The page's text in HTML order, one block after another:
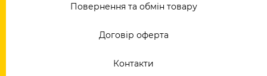
Повернення та обмін товару
Договір оферта
Контакти